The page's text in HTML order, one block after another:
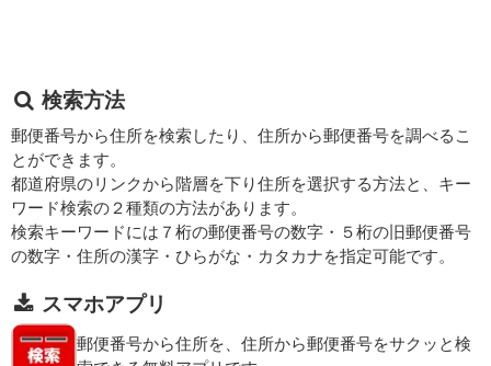
検索方法
郵便番号から住所を検索したり、住所から郵便番号を調べるこ
とができます。
都道府県のリンクから階層を下り住所を選択する方法と、キー
ワード検索の２種類の方法があります。
検索キーワードには７桁の郵便番号の数字・５桁の旧郵便番号
の数字・住所の漢字・ひらがな・カタカナを指定可能です。
スマホアプリ
郵便番号から住所を、住所から郵便番号をサクッと検